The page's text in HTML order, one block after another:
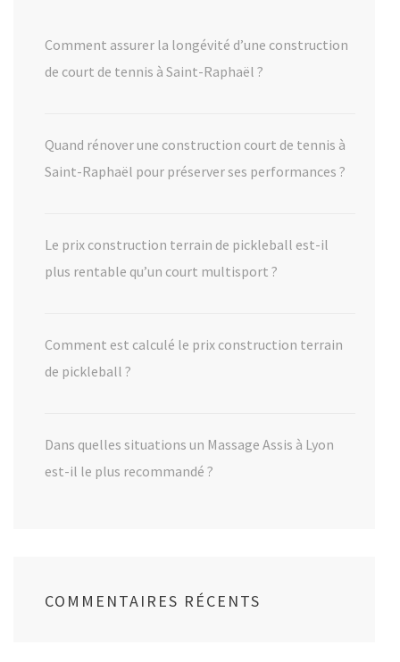
Comment assurer la longévité d’une construction
de court de tennis à Saint-Raphaël ?
Quand rénover une construction court de tennis à
Saint-Raphaël pour préserver ses performances ?
Le prix construction terrain de pickleball est-il
plus rentable qu’un court multisport ?
Comment est calculé le prix construction terrain
de pickleball ?
Dans quelles situations un Massage Assis à Lyon
est-il le plus recommandé ?
COMMENTAIRES RÉCENTS